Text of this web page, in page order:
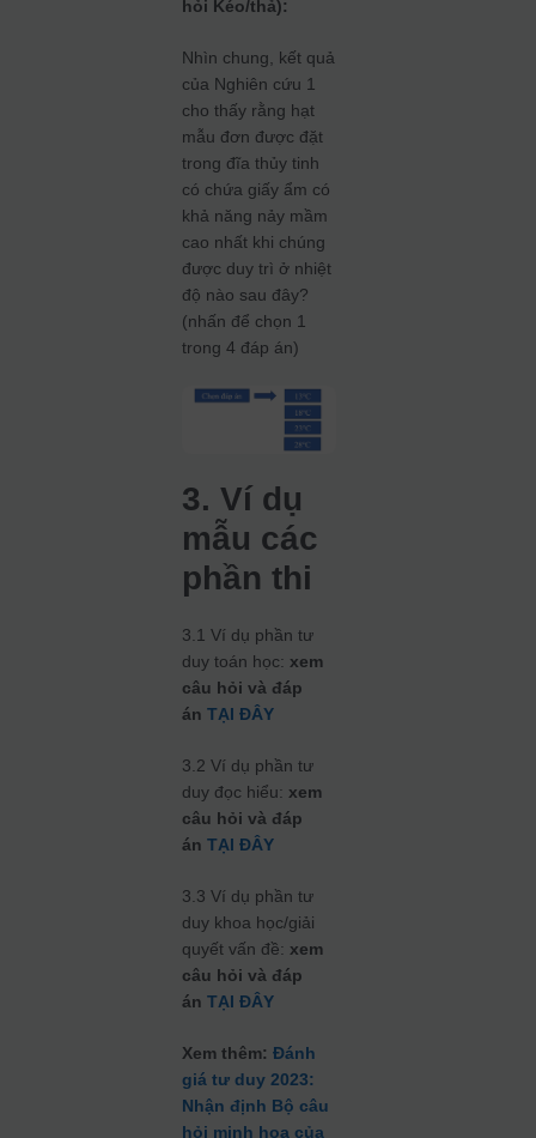
hỏi Kéo/thả):
Nhìn chung, kết quả
của Nghiên cứu 1
cho thấy rằng hạt
mẫu đơn được đặt
trong đĩa thủy tinh
có chứa giấy ẩm có
khả năng nảy mầm
cao nhất khi chúng
được duy trì ở nhiệt
độ nào sau đây?
(nhấn để chọn 1
trong 4 đáp án)
3. Ví dụ
mẫu các
phần thi
3.1 Ví dụ phần tư
duy toán học:xem
câu hỏi và đáp
án TẠI ĐÂY
3.2 Ví dụ phần tư
duy đọc hiểu:xem
câu hỏi và đáp
án TẠI ĐÂY
3.3 Ví dụ phần tư
duy khoa học/giải
quyết vấn đề: xem
câu hỏi và đáp
án TẠI ĐÂY
Xem thêm:Đánh
giá tư duy 2023:
Nhận định Bộ câu
hỏi minh họa của